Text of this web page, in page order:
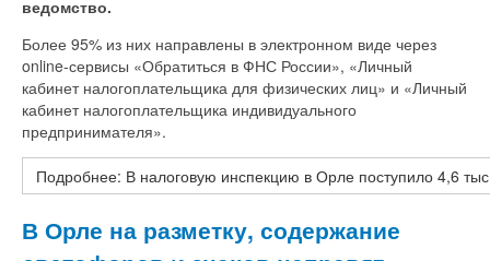
ведомство.
Более 95% из них направлены в электронном виде через
online-сервисы «Обратиться в ФНС России», «Личный
кабинет налогоплательщика для физических лиц» и «Личный
кабинет налогоплательщика индивидуального
предпринимателя».
Подробнее: В налоговую инспекцию в Орле поступило 4,6
В Орле на разметку, содержание